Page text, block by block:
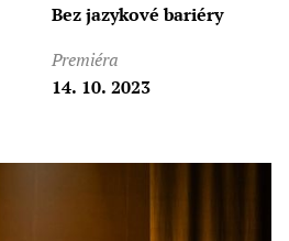
Bez jazykové bariéry
Premiéra
14. 10. 2023